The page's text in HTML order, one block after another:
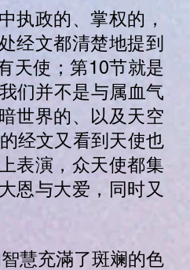
执政的、掌权的，
经文都清楚地提到
天使；第10节就是
们并不是与属血气
世界的、以及天空
经文又看到天使也
表演，众天使都集
恩与大爱，同时又
慧充滿了斑斓的色